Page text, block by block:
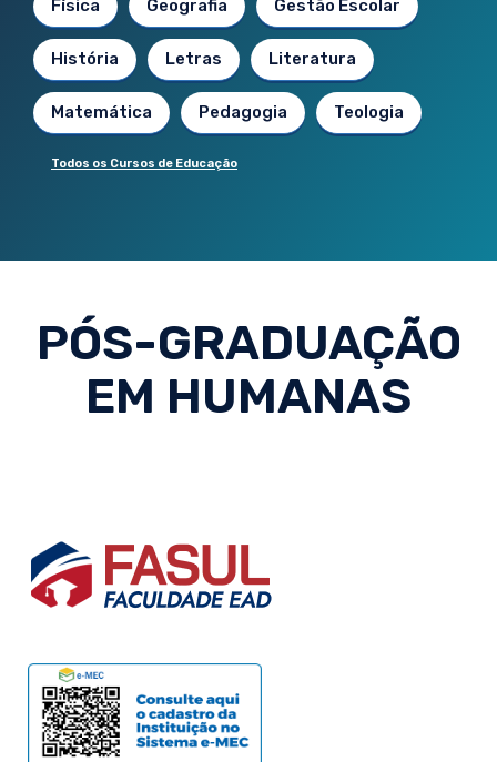
Física Geografia Gestão Escolar
História Letras Literatura
Matemática Pedagogia Teologia
Todos os Cursos de Educação
PÓS-GRADUAÇÃO
EM HUMANAS